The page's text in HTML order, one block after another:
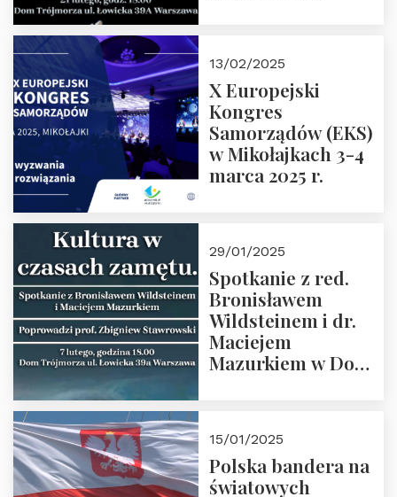
Zapraszamy
13/02/2025
X Europejski
Kongres
Samorządów (EKS)
w Mikołajkach 3-4
marca 2025 r.
29/01/2025
Spotkanie z red.
Bronisławem
Wildsteinem i dr.
Maciejem
Mazurkiem w Domu
Prowadzi prof.
Zbigniew
Stawrowski
15/01/2025
Polska bandera na
światowych